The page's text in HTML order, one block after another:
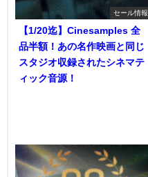
セール情報
【1/20迄】Cinesamples 全
品半額！あの名作映画と同じ
スタジオ収録されたシネマテ
ィック音源！